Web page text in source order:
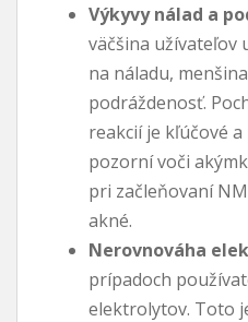
Výkyvy nálad a
väčšina užívateľov
na náladu,
podráždenosť.
reakcií je kľúčové
pozorní voči
pri začleňovaní
akné.
Nerovnováha
prípadoch
elektrolytov. Toto